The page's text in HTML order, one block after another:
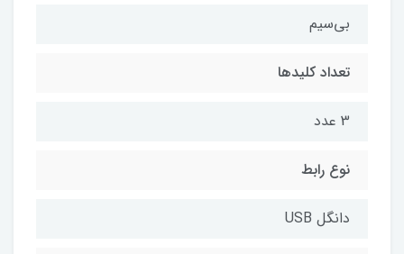
بی‌سیم
تعداد کلیدها
3 عدد
نوع رابط
دانگل USB